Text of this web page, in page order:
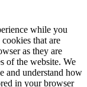
while you
that are
as they are
of the website. We
and understand how
in your browser